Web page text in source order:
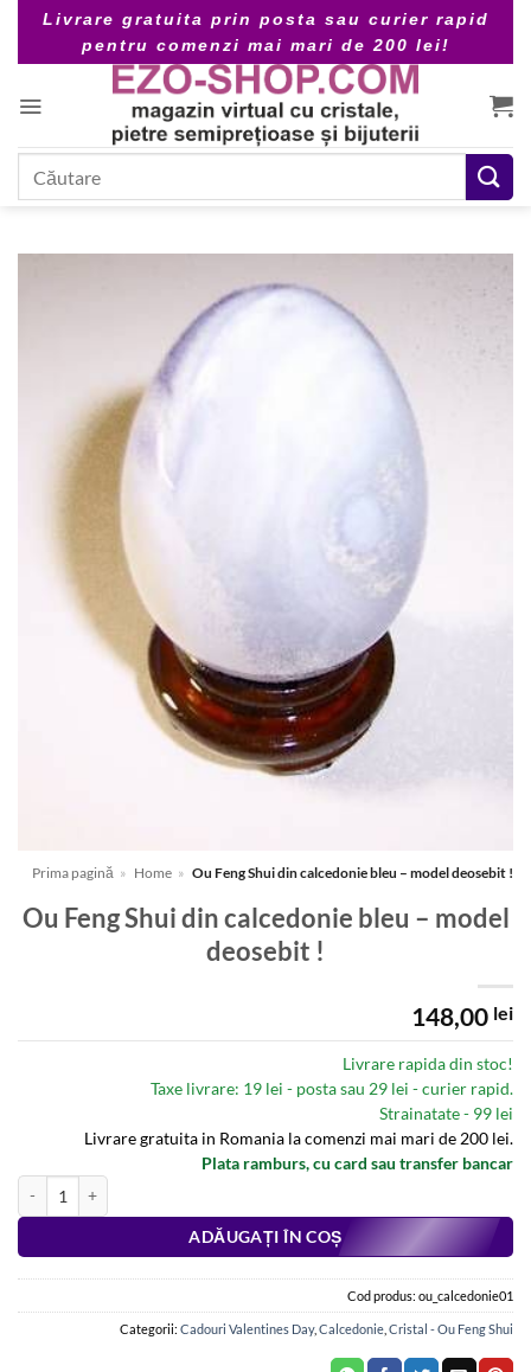
content
Livrare gratuita prin posta sau curier rapid
pentru comenzi mai mari de 200 lei!
Prima pagină » Home » Ou Feng Shui din calcedonie bleu – model deosebit !
Ou Feng Shui din calcedonie bleu – model
deosebit !
148,00 lei
Livrare rapida din stoc!
Taxe livrare: 19 lei - posta sau 29 lei - curier rapid.
Strainatate - 99 lei
Livrare gratuita in Romania la comenzi mai mari de 200 lei.
Plata ramburs, cu card sau transfer bancar
ADĂUGAȚI ÎN COȘ
Cod produs: ou_calcedonie01
Categorii: Cadouri Valentines Day, Calcedonie Cristal - Ou Feng Shui